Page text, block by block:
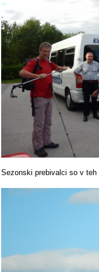
Sezonski prebivalci so v teh